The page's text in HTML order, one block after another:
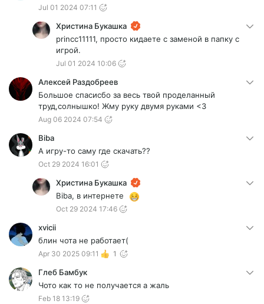
Jul 01 2024 07:11
Христина Букашка
princc11111, просто кидаете с заменой в папку с
игрой.
Jul 01 2024 10:06
Алексей Раздобреев
Большое спасисбо за весь твой проделанный
труд,солнышко! Жму руку двумя руками <3
Aug 06 2024 07:54
Biba
А игру-то саму где скачать??
Oct 29 2024 16:01
Христина Букашка
Biba, в интернете
Oct 29 2024 17:46
xvicii
блин чота не работает(
Apr 30 2025 09:11 1
Глеб Бамбук
Чото как то не получается а жаль
Feb 18 13:19